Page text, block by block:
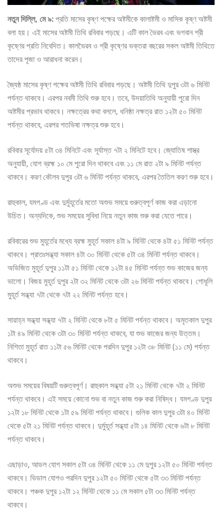
নতুন দিল্লি, মে ৯:প্রতি মাসের কৃষ্ণ পক্ষের অষ্টমীকে কালাষ্টমী ও মাসিক কৃষ্ণ অষ্টমী
বলা হয়। এই মাসের অষ্টমী তিথি রবিবার পড়ছে। এটি কাল ভৈরব এবং ভগবান শ্রী
কৃষ্ণের প্রতি নিবেদিত। কালভৈরব ও শ্রী কৃষ্ণের ভক্তরা বছরের সকল অষ্টমী তিথিতে
তাদের পূজা ও আরাধনা করেন।
জ্যৈষ্ঠ মাসের কৃষ্ণ পক্ষের অষ্টমী তিথি রবিবার পড়ছে। অষ্টমী তিথি দুপুর ৩টা ৬ মিনিট
পর্যন্ত থাকবে। এরপর নবমী তিথি শুরু হবে। তবে, উদয়াতিথি অনুযায়ী পুরো দিন
অষ্টমীর প্রভাব থাকবে। নক্ষত্রের কথা বললে, ধনিষ্ঠা নক্ষত্র রাত ১২টা ৫০ মিনিট
পর্যন্ত থাকবে, এরপর শতভিষা নক্ষত্র শুরু হবে।
রবিবার সূর্যোদয় ৫টা ৩৪ মিনিটে এবং সূর্যাস্ত ৭টা ২ মিনিটে হবে। জ্যোতিষ শাস্ত্র
অনুযায়ী, যোগ ব্রহ্ম ১০ মে পুরো দিন থাকবে এবং ১১ মে রাত ২টা ৯ মিনিট পর্যন্ত
থাকবে। করণ কৌলব দুপুর ৩টা ৬ মিনিট পর্যন্ত থাকবে, এরপর তৈতিল করণ শুরু হবে।
রাহুকাল, যমগণ্ড এবং দুর্মুহূর্তের মতো অশুভ সময়ে গুরুত্বপূর্ণ কাজ করা এড়ানো
উচিত। অন্যদিকে, শুভ সময়ের সুবিধা নিয়ে নতুন কাজ শুরু করা যেতে পারে।
রবিবারের শুভ মুহূর্তের মধ্যে ব্রহ্ম মুহূর্ত সকাল ৪টা ৯ মিনিট থেকে ৪টা ৫১ মিনিট পর্যন্ত
থাকবে। প্রাতঃসন্ধ্যা সকাল ৪টা ৩০ মিনিট থেকে ৫টা ৩৪ মিনিট পর্যন্ত থাকবে।
অভিজিত মুহূর্ত দুপুর ১১টা ৫১ মিনিট থেকে ১২টা ৪৫ মিনিট পর্যন্ত শুভ কাজের জন্য
ভালো। বিজয় মুহূর্ত দুপুর ২টা ৩২ মিনিট থেকে ৩টা ২৬ মিনিট পর্যন্ত থাকবে। গোধূলি
মুহূর্ত সন্ধ্যা ৭টা থেকে ৭টা ২২ মিনিট পর্যন্ত হবে।
সায়াহ্ন সন্ধ্যা সন্ধ্যা ৭টা ২ মিনিট থেকে ৮টা ৫ মিনিট পর্যন্ত থাকবে। অমৃতকাল দুপুর
১টা ৪৯ মিনিট থেকে ৩টা ৩০ মিনিট পর্যন্ত থাকবে, যা শুভ কাজের জন্য উত্তম।
নিশিতা মুহূর্ত রাত ১১টা ৫৬ মিনিট থেকে পরদিন দুপুর ১২টা ৩৮ মিনিট (১১ মে) পর্যন্ত
থাকবে।
অশুভ সময়ের বিষয়টি গুরুত্বপূর্ণ। রাহুকাল সন্ধ্যা ৫টা ২১ মিনিট থেকে ৭টা ২ মিনিট
পর্যন্ত থাকবে। এই সময়ে কোনো শুভ বা নতুন কাজ শুরু করা নিষিদ্ধ। যমগণ্ড দুপুর
১২টা ১৮ মিনিট থেকে ১টা ৫৯ মিনিট পর্যন্ত থাকবে। গুলিক কাল দুপুর ৩টা ৪০ মিনিট
থেকে ৫টা ২১ মিনিট পর্যন্ত থাকবে। দুর্মুহূর্ত সন্ধ্যা ৫টা ১৪ মিনিট থেকে ৬টা ৮ মিনিট
পর্যন্ত থাকবে।
এছাড়াও, আডল যোগ সকাল ৫টা ৩৪ মিনিট থেকে ১১ মে দুপুর ১২টা ৫০ মিনিট পর্যন্ত
থাকবে। ভিডাল যোগও পরদিন দুপুর ১২টা ৫০ মিনিট থেকে ৫টা ৩৩ মিনিট পর্যন্ত
থাকবে। পঞ্চক দুপুর ১২টা ১২ মিনিট থেকে ১১ মে সকাল ৫টা ৩৩ মিনিট পর্যন্ত
থাকবে।